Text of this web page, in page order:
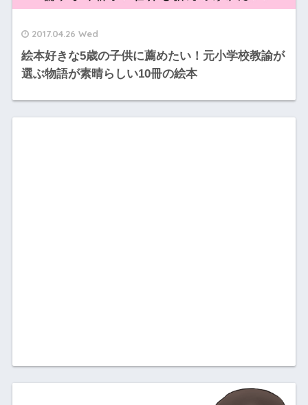
2017.04.26 Wed
絵本好きな5歳の子供に薦めたい！元小学校教諭が
選ぶ物語が素晴らしい10冊の絵本